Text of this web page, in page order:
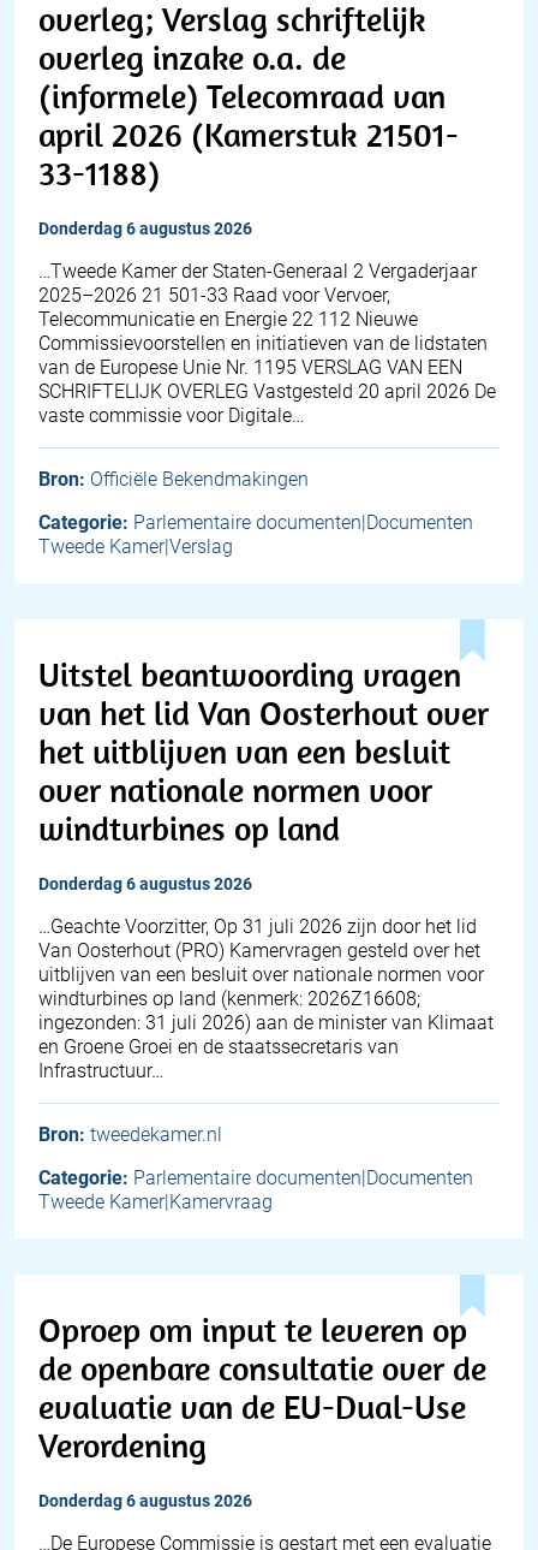
overleg; Verslag schriftelijk
overleg inzake o.a. de
(informele) Telecomraad van
april 2026 (Kamerstuk 21501-
33-1188)
donderdag 6 augustus 2026
…Tweede Kamer der Staten-Generaal 2 Vergaderjaar
2025–2026 21 501-33 Raad voor Vervoer,
Telecommunicatie en Energie 22 112 Nieuwe
Commissievoorstellen en initiatieven van de lidstaten
van de Europese Unie Nr. 1195 VERSLAG VAN EEN
SCHRIFTELIJK OVERLEG Vastgesteld 20 april 2026 De
vaste commissie voor Digitale…
Bron: Officiële Bekendmakingen
Categorie: Parlementaire documenten|Documenten
Tweede Kamer|Verslag
Uitstel beantwoording vragen
van het lid Van Oosterhout over
het uitblijven van een besluit
over nationale normen voor
windturbines op land
donderdag 6 augustus 2026
… Geachte Voorzitter, Op 31 juli 2026 zijn door het lid
Van Oosterhout (PRO) Kamervragen gesteld over het
uitblijven van een besluit over nationale normen voor
windturbines op land (kenmerk: 2026Z16608;
ingezonden: 31 juli 2026) aan de minister van Klimaat
en Groene Groei en de staatssecretaris van
Infrastructuur…
Bron: tweedekamer.nl
Categorie: Parlementaire documenten|Documenten
Tweede Kamer|Kamervraag
Oproep om input te leveren op
de openbare consultatie over de
evaluatie van de EU-Dual-Use
Verordening
donderdag 6 augustus 2026
…De Europese Commissie is gestart met een evaluatie